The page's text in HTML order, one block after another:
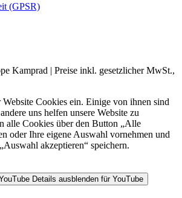
(GPSR)
Kamprad | Preise inkl. gesetzlicher MwSt.,
Website Cookies ein. Einige von ihnen sind
uns helfen unsere Website zu
alle Cookies über den Button „Alle
oder Ihre eigene Auswahl vornehmen und
akzeptieren“ speichern.
Details ausblenden für YouTube